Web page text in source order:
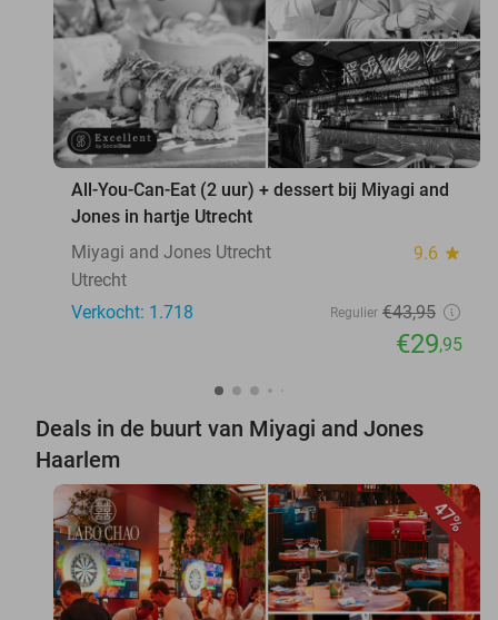
All-You-Can-Eat (2 uur) + dessert bij Miyagi and
Jones in hartje Utrecht
Miyagi and Jones Utrecht
9.6 star
Utrecht
Verkocht: 1.718
Regulier €43,95
€29,95
Deals in de buurt van Miyagi and Jones
Haarlem
47%